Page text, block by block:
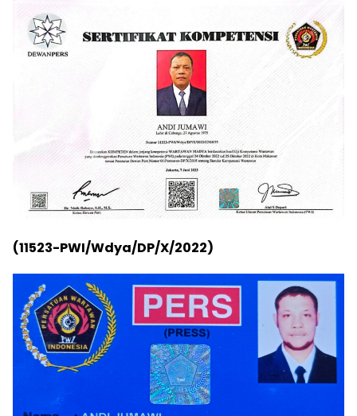
(11523-PWI/Wdya/DP/X/2022)